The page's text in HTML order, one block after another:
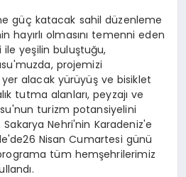
güç katacak sahil düzenleme
hayırlı olmasını temenni eden
ile yeşilin buluştuğu,
projemizi
alacak yürüyüş ve bisiklet
tutma alanları, peyzajı ve
turizm potansiyelini
Nehri'nin Karadeniz'e
Nisan Cumartesi günü
tüm hemşehrilerimiz